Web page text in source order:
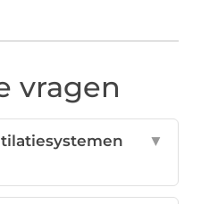
vragen
▼